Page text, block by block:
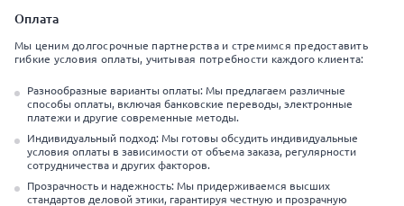
Оплата
Мы ценим долгосрочные партнерства и стремимся предоставить
гибкие условия оплаты, учитывая потребности каждого клиента:
Разнообразные варианты оплаты: Мы предлагаем различные
способы оплаты, включая банковские переводы, электронные
платежи и другие современные методы.
Индивидуальный подход: Мы готовы обсудить индивидуальные
условия оплаты в зависимости от объема заказа, регулярности
сотрудничества и других факторов.
Прозрачность и надежность: Мы придерживаемся высших
стандартов деловой этики, гарантируя честную и прозрачную